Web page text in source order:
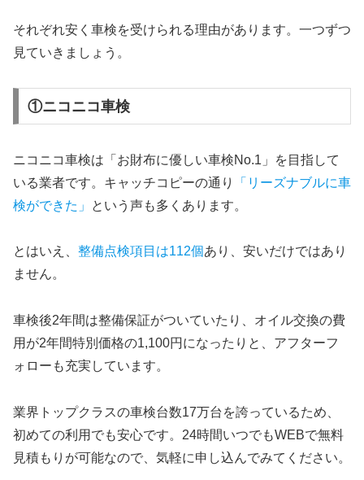
それぞれ安く車検を受けられる理由があります。一つずつ
見ていきましょう。
①ニコニコ車検
ニコニコ車検は「お財布に優しい車検No.1」を目指して
いる業者です。キャッチコピーの通り
「リーズナブルに車
検ができた」
という声も多くあります。
とはいえ、 整備点検項目は112個あり、安いだけではあり
ません。
車検後2年間は整備保証がついていたり、オイル交換の費
用が2年間特別価格の1,100円になったりと、アフターフ
ォローも充実しています。
業界トップクラスの車検台数17万台を誇っているため、
初めての利用でも安心です。24時間いつでもWEBで無料
見積もりが可能なので、気軽に申し込んでみてください。